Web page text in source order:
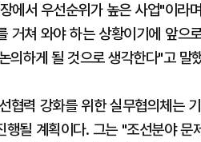
에서 우선순위가 높은 사업"이라
거쳐 와야 하는 상황이기에 앞으
의하게 될 것으로 생각한다"고 말
협력 강화를 위한 실무협의체는
행될 계획이다. 그는 "조선분야 문